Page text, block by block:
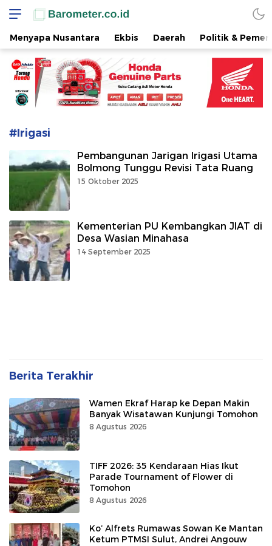
www.barometer.co.id
Berita Terkini di Sulawesi Utara
Menyapa Nusantara Ekbis Daerah Politik &
#Irigasi
Pembangunan Jarigan Irigasi Utama
Bolmong Tunggu Revisi Tata Ruang
15 Oktober 2025
Kementerian PU Kembangkan JIAT di
Desa Wasian Minahasa
14 September 2025
Berita Terakhir
Wamen Ekraf Harap ke Depan Makin
Banyak Wisatawan Kunjungi Tomohon
8 Agustus 2026
TIFF 2026: 35 Kendaraan Hias Ikut
Parade Tournament of Flower di
Tomohon
8 Agustus 2026
Ko’ Alfrets Rumawas Sowan Ke Mantan
Ketum PTMSI Sulut, Andrei Angouw